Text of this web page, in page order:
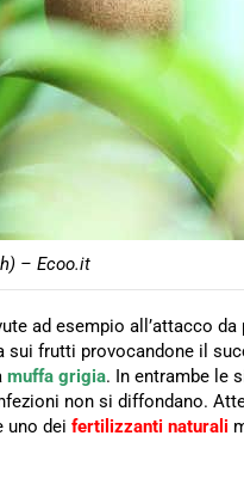
– Ecoo.it
ad esempio all’attacco
sui frutti provocandone il
muffa grigia. In entrambe le
non si diffondano.
uno dei fertilizzanti naturali